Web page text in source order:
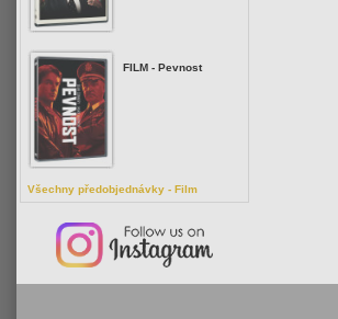
FILM - Pevnost
Všechny předobjednávky - Film